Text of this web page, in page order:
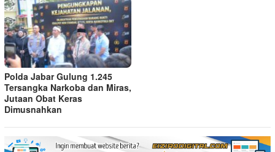
Polda Jabar Gulung 1.245
Tersangka Narkoba dan Miras,
Jutaan Obat Keras
Dimusnahkan